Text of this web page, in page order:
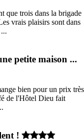
que trois dans la brigade
vrais plaisirs sont dans
petite maison ...
bien pour un prix très
de l'Hôtel Dieu fait
!